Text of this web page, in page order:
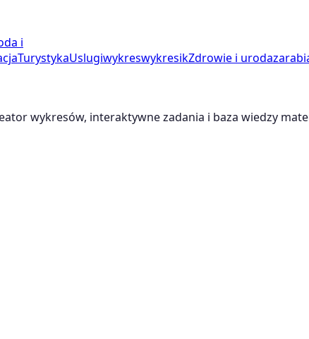
i
TurystykaUslugiwykreswykresikZdrowie i uroda
wykresów, interaktywne zadania i baza wiedzy